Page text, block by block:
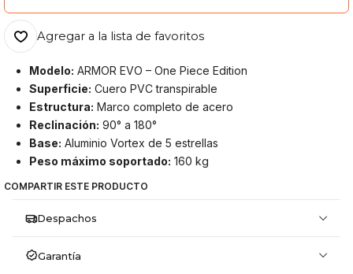
Agregar a la lista de favoritos
Modelo: ARMOR EVO – One Piece Edition
Superficie: Cuero PVC transpirable
Estructura: Marco completo de acero
Reclinación: 90° a 180°
Base: Aluminio Vortex de 5 estrellas
Peso máximo soportado: 160 kg
COMPARTIR ESTE PRODUCTO
Despachos
Garantía